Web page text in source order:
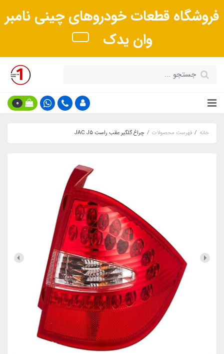
فروشگاه قطعات خودروهای چینی نامبر
وان یدک
0
خانه فهرست محصولات چراغ گلگیر عقب راست JAC J5